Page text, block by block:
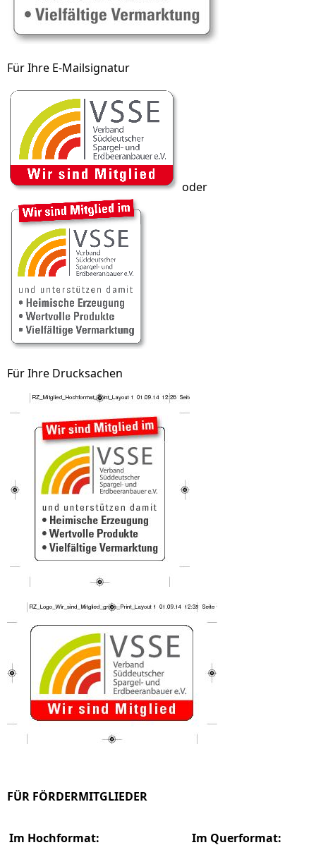
Für Ihre E-Mailsignatur
oder
Für Ihre Drucksachen
FÜR FÖRDERMITGLIEDER
Im Hochformat: Im Querformat: